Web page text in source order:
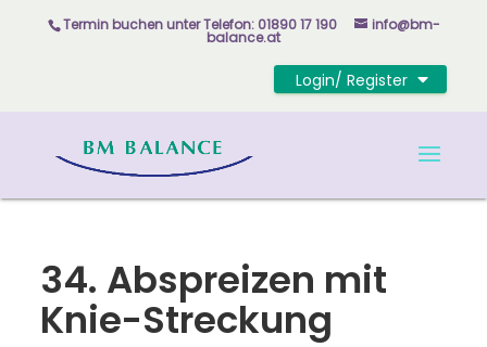
Termin buchen unterTelefon: 01890 17 190 info@bm-
balance.at
Login/ Register
34. Abspreizen mit
Knie-Streckung